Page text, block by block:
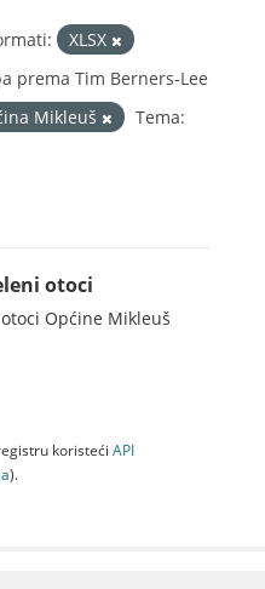
XLSX
prema Tim Berners-Lee
Mikleuš
Tema:
otoci
Općine Mikleuš
koristeći API
).